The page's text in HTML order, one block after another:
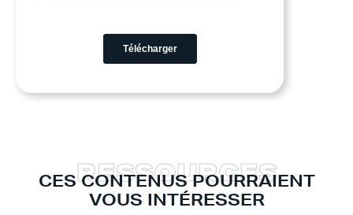
CES CONTENUS POURRAIENT
VOUS INTÉRESSER
RESSOURCES